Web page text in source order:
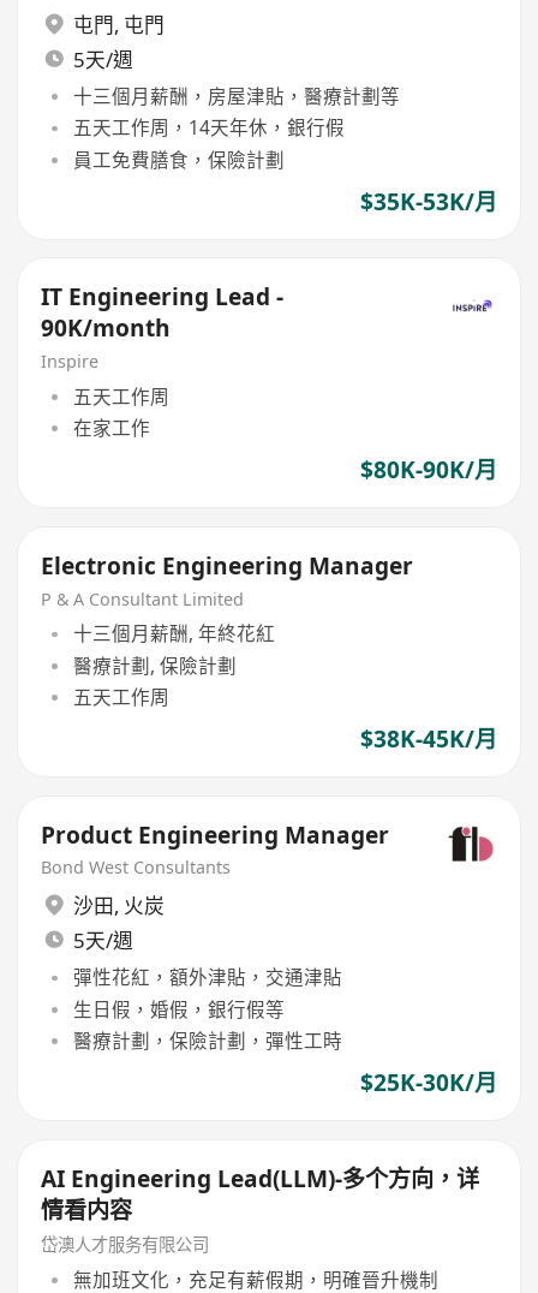
屯門, 屯門
5天/週
十三個月薪酬，房屋津貼，醫療計劃等
五天工作周，14天年休，銀行假
員工免費膳食，保險計劃
$35K-53K/月
IT Engineering Lead -
90K/month
Inspire
五天工作周
在家工作
$80K-90K/月
Electronic Engineering Manager
P & A Consultant Limited
十三個月薪酬, 年終花紅
醫療計劃, 保險計劃
五天工作周
$38K-45K/月
Product Engineering Manager
Bond West Consultants
沙田, 火炭
5天/週
彈性花紅，額外津貼，交通津貼
生日假，婚假，銀行假等
醫療計劃，保險計劃，彈性工時
$25K-30K/月
AI Engineering Lead(LLM)-多个方向，详
情看内容
岱澳人才服务有限公司
無加班文化，充足有薪假期，明確晉升機制